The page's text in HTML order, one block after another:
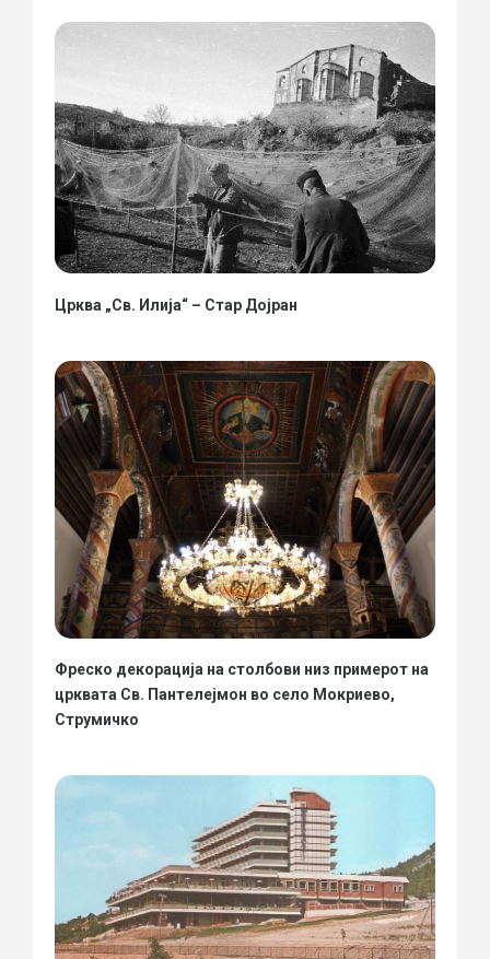
Црква „Св. Илија“ – Стар Дојран
Фреско декорација на столбови низ примерот на
црквата Св. Пантелејмон во село Мокриево,
Струмичко